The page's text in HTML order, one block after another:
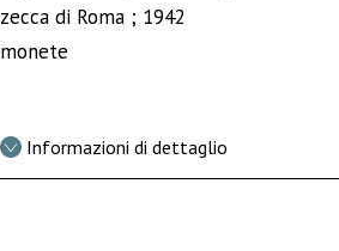
zecca di Roma ; 1942
monete
Informazioni di dettaglio